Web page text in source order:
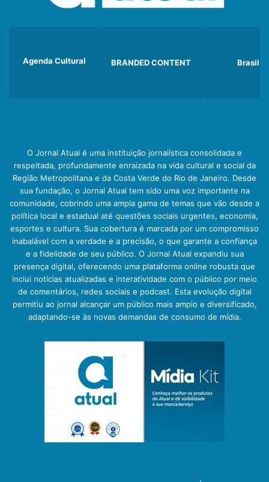
Agenda Cultural BRANDED CONTENT Brasil
O Jornal Atual é uma instituição jornalística consolidada e
respeitada, profundamente enraizada na vida cultural e social da
Região Metropolitana e da Costa Verde do Rio de Janeiro. Desde
sua fundação, o Jornal Atual tem sido uma voz importante na
comunidade, cobrindo uma ampla gama de temas que vão desde a
política local e estadual até questões sociais urgentes, economia,
esportes e cultura. Sua cobertura é marcada por um compromisso
inabalável com a verdade e a precisão, o que garante a confiança
e a fidelidade de seu público. O Jornal Atual expandiu sua
presença digital, oferecendo uma plataforma online robusta que
inclui notícias atualizadas e interatividade com o público por meio
de comentários, redes sociais e podcast. Esta evolução digital
permitiu ao jornal alcançar um público mais amplo e diversificado,
adaptando-se às novas demandas de consumo de mídia.